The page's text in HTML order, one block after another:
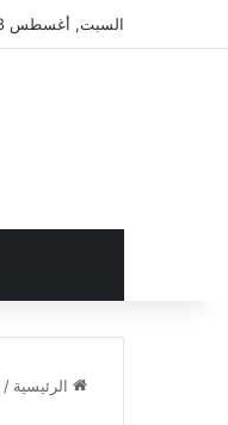
السبت, أغسطس 8 2026
الرئيسية /